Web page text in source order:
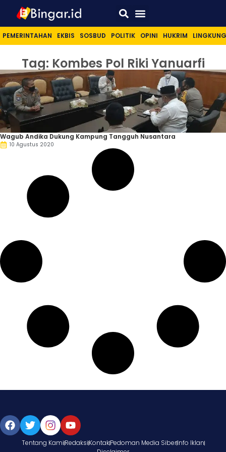
PEMERINTAHAN EKBIS SOSBUD POLITIK OPINI HUKRIM
Tag: Kombes Pol Riki Yanuarfi
Wagub Andika Dukung Kampung Tangguh Nusantara
10 Agustus 2020
Tentang KamiRedaksiKontakPedoman Media SiberInfo Iklan